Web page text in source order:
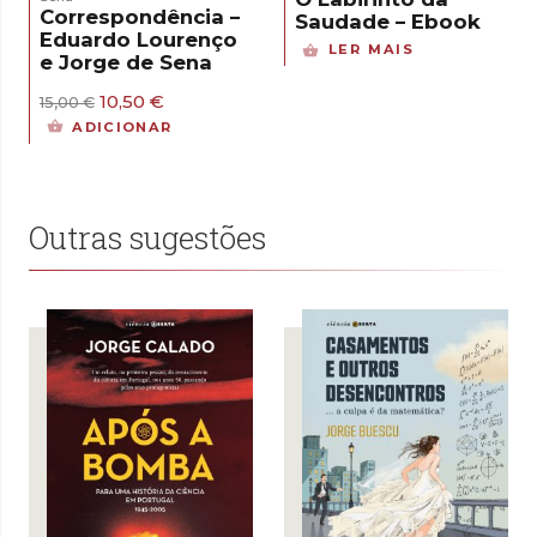
Correspondência –
Eduardo Lourenço
e Jorge de Sena
15,00€ O
preço
10,50 €
preço
ADICIONAR
Saudade – Ebook
LER MAIS
Outras sugestões